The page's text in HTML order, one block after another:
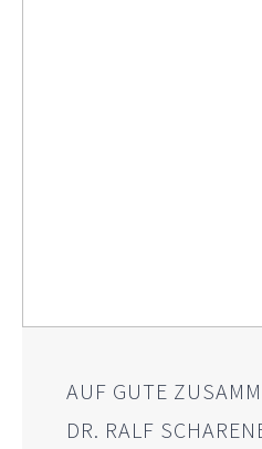
AUF GUTE
DR. RALF